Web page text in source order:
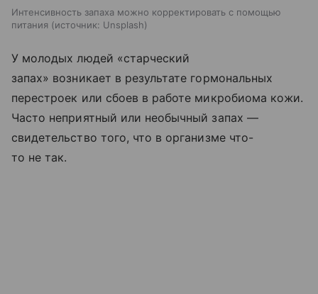
Интенсивность запаха можно корректировать с помощью
питания
источник: Unsplash
У молодых людей «старческий
запах» возникает в результате гормональных
перестроек или сбоев в работе микробиома кожи.
Часто неприятный или необычный запах —
свидетельство того, что в организме что-
то не так.